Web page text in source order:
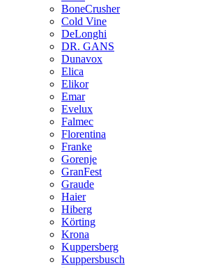
BoneCrusher
Cold Vine
DeLonghi
DR. GANS
Dunavox
Elica
Elikor
Emar
Evelux
Falmec
Florentina
Franke
Gorenje
GranFest
Graude
Haier
Hiberg
Körting
Krona
Kuppersberg
Kuppersbusch